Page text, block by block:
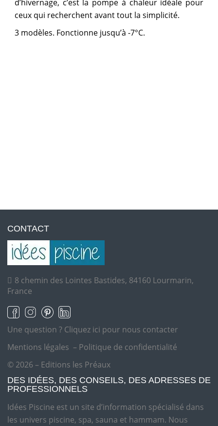
d’hivernage, c’est la pompe à chaleur idéale pour
ceux qui recherchent avant tout la simplicité.
3 modèles. Fonctionne jusqu’à -7°C.
CONTACT
8 chemin des Lointes Bastides, 84160 Lourmarin,
France
Une question ? Cliquez ici pour nous contacter
Mentions légales – Politique de confidentialité
© 2026 – Editions les Préaux
DES IDÉES, DES CONSEILS, DES ADRESSES DE
PROFESSIONNELS
Idées Piscine est un site d’information spécialisé dans
les univers piscine, spa, sauna et hammam. Nous